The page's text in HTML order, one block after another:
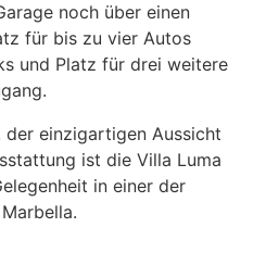
noch über einen
für bis zu vier Autos
und Platz für drei weitere
einzigartigen Aussicht
ist die Villa Luma
in einer der